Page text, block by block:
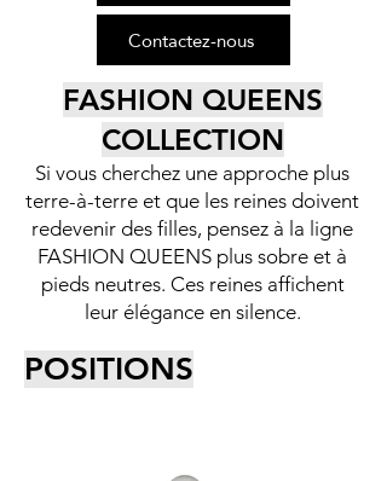
Contactez-nous
FASHION QUEENS
COLLECTION
Si vous cherchez une approche plus
terre-à-terre et que les reines doivent
redevenir des filles, pensez à la ligne
FASHION QUEENS plus sobre et à
pieds neutres. Ces reines affichent
leur élégance en silence.
POSITIONS